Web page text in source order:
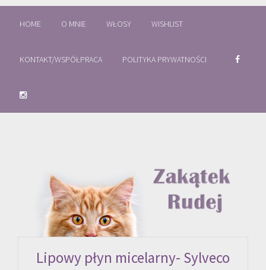
HOME O MNIE WŁOSY WISHLIST
KONTAKT/WSPÓŁPRACA POLITYKA PRYWATNOŚCI
Lipowy płyn micelarny- Sylveco